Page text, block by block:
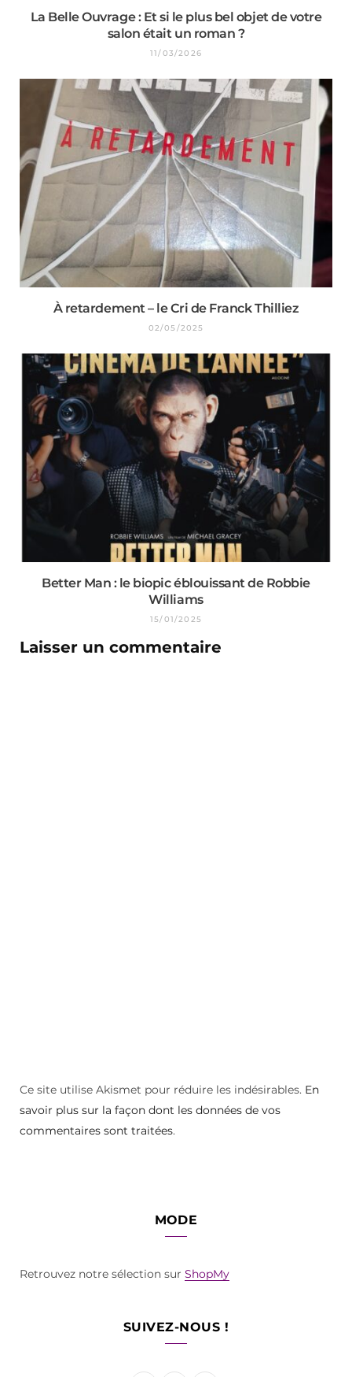
La Belle Ouvrage : Et si le plus bel objet de votre
salon était un roman ?
11/03/2026
À retardement – le Cri de Franck Thilliez
02/05/2025
Better Man : le biopic éblouissant de Robbie
Williams
15/01/2025
Laisser un commentaire
Ce site utilise Akismet pour réduire les indésirables. En
savoir plus sur la façon dont les données de vos
commentaires sont traitées.
MODE
Retrouvez notre sélection sur ShopMy
SUIVEZ-NOUS !